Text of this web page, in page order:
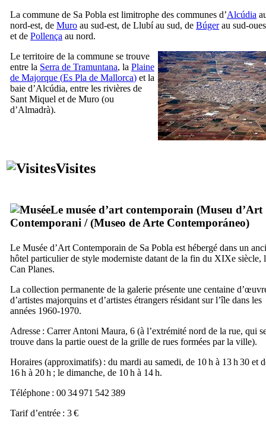
La commune de Sa Pobla est limitrophe des communes d’Alcúdia
nord-est, de Muro au sud-est, de Llubíau sud, de Búgerau sud-
et de Pollença au nord.
Le territoire de la commune se trouve
entre la Serra de Tramuntana, la Plaine
de Majorque (Es Pla de Mallorca) et la
baie d’Alcúdia, entre les rivières de
Sant Miquel et de Muro (ou
d’Almadrà).
Visites
Le musée d’art contemporain (Museu d’Art
Contemporani / (Museo de Arte Contemporáneo)
Le Musée d’Art Contemporain de Sa Pobla est hébergé dans un
hôtel particulier de style moderniste datant de la fin du XIXe siècle,
Can Planes.
La collection permanente de la galerie présente une centaine
d’artistes majorquins et d’artistes étrangers résidant sur l’île dans les
années 1960-1970.
Adresse : Carrer Antoni Maura, 6 (à l’extrémité nord de la rue, qui
trouve dans la partie ouest de la grille de rues formées par la ville).
Horaires (approximatifs) : du mardi au samedi, de 10 h à 13 h 30 et
16 h à 20 h ; le dimanche, de 10 h à 14 h.
Téléphone : 00 34 971 542 389
Tarif d’entrée : 3 €